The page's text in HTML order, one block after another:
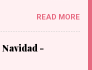
añade el Catecismo.
Santa Margarita María
estaba rodeado de
de espinas, con
cual brotaba sangre
salía una cruz.
READ MORE
Navidad -